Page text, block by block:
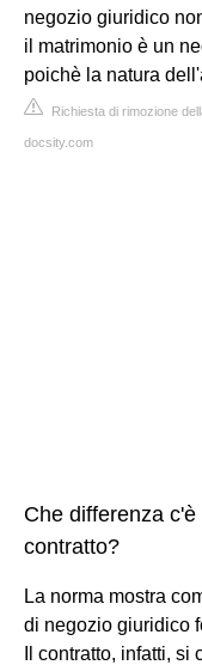
negozio giuridico
il matrimonio è un
poichè la natura
Richiesta di rimozione
docsity.com
Che differenza
contratto?
La norma mostra
di negozio giuridico
Il contratto, infatti,